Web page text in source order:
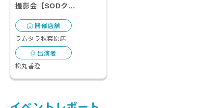
撮影会【SODク…
開催店舗
ラムタラ秋葉原店
出演者
松丸香澄